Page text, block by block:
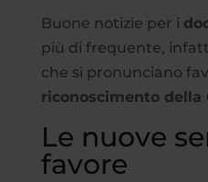
Buone notizie per i
più di frequente,
che si pronunciano
riconoscimento della
Le nuove
favore